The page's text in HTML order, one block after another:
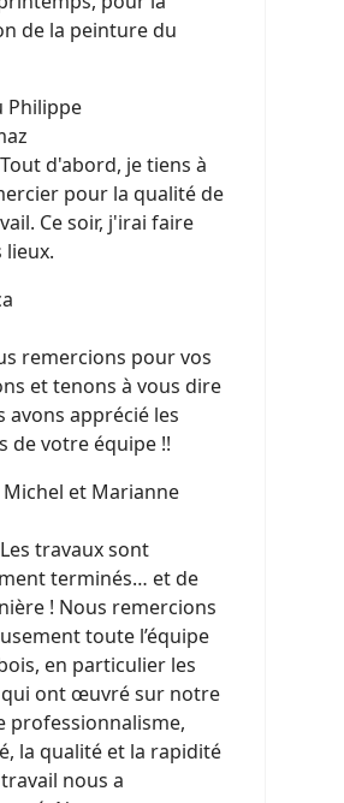
de la peinture du
Philippe
d'abord, je tiens à
pour la qualité de
Ce soir, j'irai faire
lieux.
remercions pour vos
et tenons à vous dire
avons apprécié les
de votre équipe !!
et Marianne
travaux sont
terminés… et de
! Nous remercions
toute l’équipe
en particulier les
ont œuvré sur notre
professionnalisme,
la qualité et la rapidité
nous a